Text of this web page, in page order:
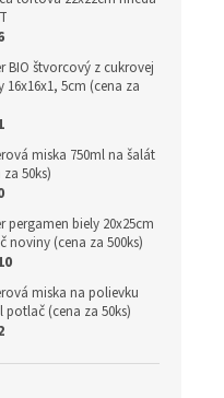
BIO štvorcový z cukrovej
16x16x1, 5cm (cena za
miska 750ml na šalát
50ks)
pergamen biely 20x25cm
noviny (cena za 500ks)
miska na polievku
potlač (cena za 50ks)